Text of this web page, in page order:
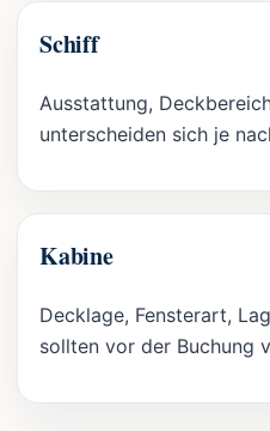
Schiff
Ausstattung,
unterscheiden sich je
Kabine
Decklage, Fensterart,
sollten vor der Buchung